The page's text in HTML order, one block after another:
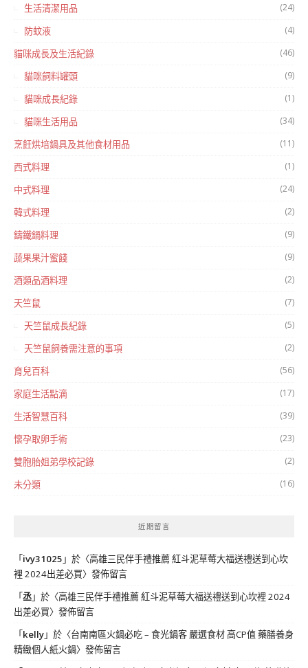
生活清潔用品 (24)
防蚊液 (4)
貓咪成長及生活紀錄 (46)
貓咪飼料罐頭 (9)
貓咪成長紀錄 (1)
貓咪生活用品 (34)
烹飪烘培鍋具及其他食材用品 (11)
西式料理 (1)
中式料理 (24)
韓式料理 (2)
鑄鐵鍋料理 (9)
蔬果果汁蜜餞 (9)
酒類品酒料理 (2)
天竺鼠 (7)
天竺鼠成長紀錄 (5)
天竺鼠飼養需注意的事項 (2)
育兒百科 (56)
家庭生活點滴 (17)
生活智慧百科 (39)
懷孕取卵手術 (23)
雙胞胎姐弟學校記錄 (2)
未分類 (16)
近期留言
「ivy31025 」於〈高雄三民伴手禮推薦 紅斗泥草莓大福送禮送到心坎
裡 2024出差必買〉發佈留言
「丞」於〈高雄三民伴手禮推薦 紅斗泥草莓大福送禮送到心坎裡 2024
出差必買〉發佈留言
「kelly」於〈台南南區火鍋必吃 – 食光鍋客 嚴選食材 高CP值 藥膳養身
精緻個人紙火鍋〉發佈留言